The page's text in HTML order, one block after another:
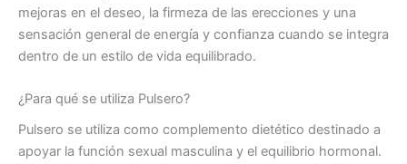
mejoras en el deseo, la firmeza de las erecciones y una
sensación general de energía y confianza cuando se integra
dentro de un estilo de vida equilibrado.
¿Para qué se utiliza Pulsero?
Pulsero se utiliza como complemento dietético destinado a
apoyar la función sexual masculina y el equilibrio hormonal.